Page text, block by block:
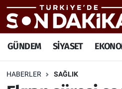
GÜNDEM SİYASET
HABERLER SAĞLIK
Trafik Durumu